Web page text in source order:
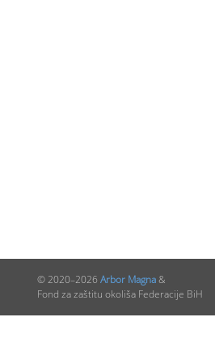
© 2020–2026 Arbor Magna&
Fond za zaštitu okoliša Federacije BiH